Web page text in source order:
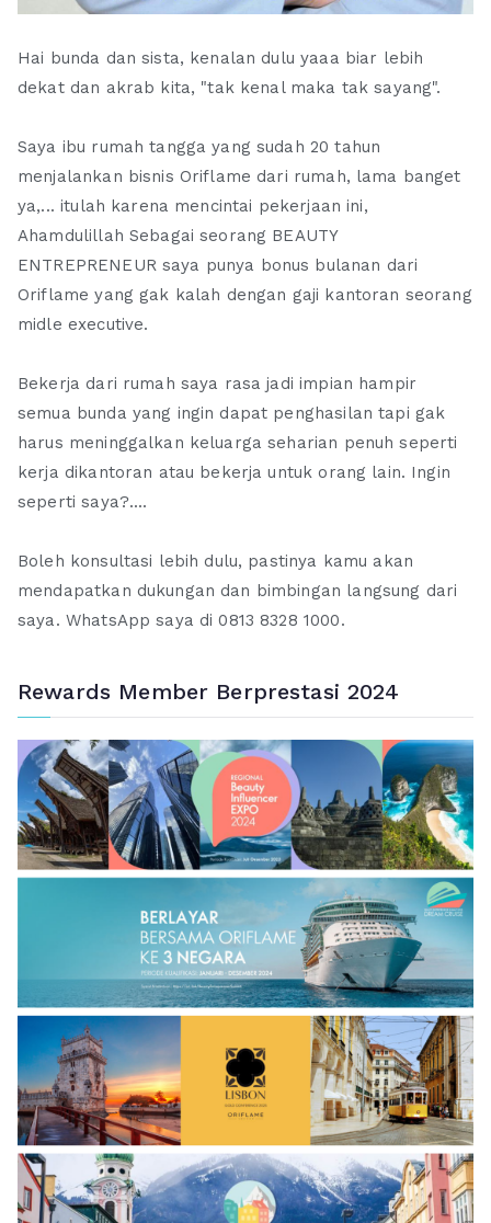
Hai bunda dan sista, kenalan dulu yaaa biar lebih
dekat dan akrab kita, "tak kenal maka tak sayang".
Saya ibu rumah tangga yang sudah 20 tahun
menjalankan bisnis Oriflame dari rumah, lama banget
ya,... itulah karena mencintai pekerjaan ini,
Ahamdulillah Sebagai seorang BEAUTY
ENTREPRENEUR saya punya bonus bulanan dari
Oriflame yang gak kalah dengan gaji kantoran seorang
midle executive.
Bekerja dari rumah saya rasa jadi impian hampir
semua bunda yang ingin dapat penghasilan tapi gak
harus meninggalkan keluarga seharian penuh seperti
kerja dikantoran atau bekerja untuk orang lain. Ingin
seperti saya?....
Boleh konsultasi lebih dulu, pastinya kamu akan
mendapatkan dukungan dan bimbingan langsung dari
saya. WhatsApp saya di 0813 8328 1000.
Rewards Member Berprestasi 2024